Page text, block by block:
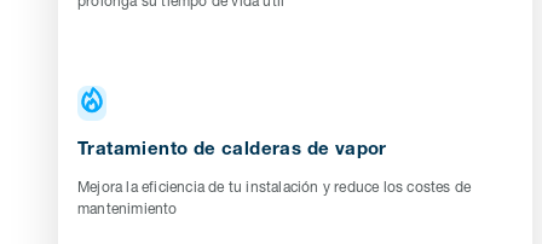
Tratamiento de calderas de vapor
Mejora la eficiencia de tu instalación y reduce los costes de
mantenimiento